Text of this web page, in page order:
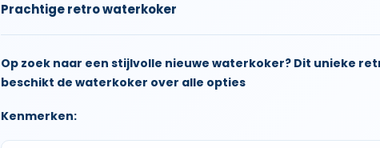
Prachtige retro waterkoker
Op zoek naar een stijlvolle nieuwe waterkoker? Dit unieke
beschikt de waterkoker over alle opties
Kenmerken: